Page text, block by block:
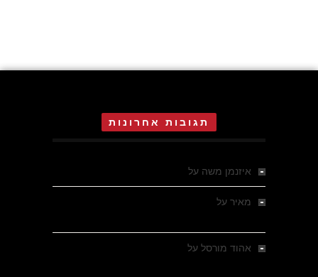
תגובות אחרונות
איזנמן משה על
מאיר על
אהוד מורסל על